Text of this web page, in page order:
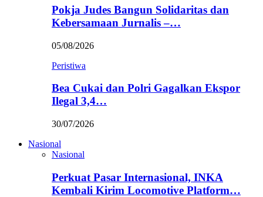
Pokja Judes Bangun Solidaritas dan
Kebersamaan Jurnalis –…
05/08/2026
Peristiwa
Bea Cukai dan Polri Gagalkan Ekspor
Ilegal 3,4…
30/07/2026
Nasional
Nasional
Perkuat Pasar Internasional, INKA
Kembali Kirim Locomotive Platform…